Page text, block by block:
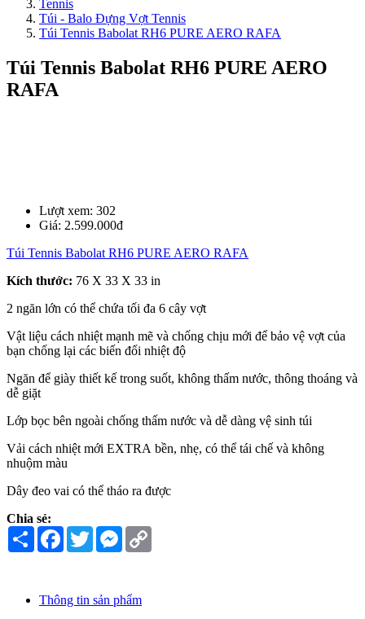
Tennis
Túi - Balo Đựng Vợt Tennis
Túi Tennis Babolat RH6 PURE AERO RAFA
Túi Tennis Babolat RH6 PURE AERO
RAFA
Lượt xem: 302
Giá: 2.599.000đ
Túi Tennis Babolat RH6 PURE AERO RAFA
Kích thước: 76 X 33 X 33 in
2 ngăn lớn có thể chứa tối đa 6 cây vợt
Vật liệu cách nhiệt mạnh mẽ và chống chịu mới để bảo vệ vợt của
bạn chống lại các biến đổi nhiệt độ
Ngăn để giày thiết kế trong suốt, không thấm nước, thông thoáng và
dễ giặt
Lớp bọc bên ngoài chống thấm nước và dễ dàng vệ sinh túi
Vải cách nhiệt mới EXTRA bền, nhẹ, có thể tái chế và không
nhuộm màu
Dây đeo vai có thể tháo ra được
Chia sẻ:
Share Facebook
TwitterMessenger
Thông tin sản phẩm